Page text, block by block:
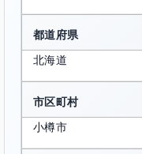
都道府県
北海道
市区町村
小樽市